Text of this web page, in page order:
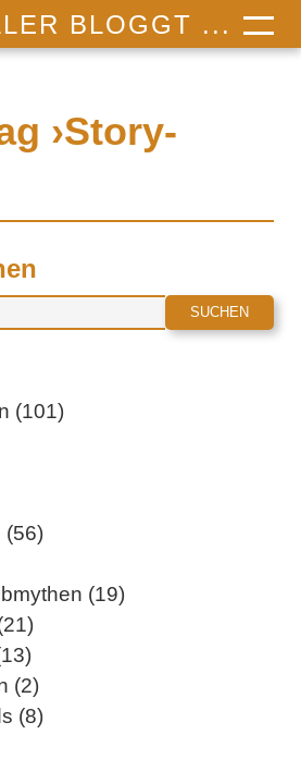
BLOGGT ...
›Story-
(101)
(56)
(19)
(2)
(8)